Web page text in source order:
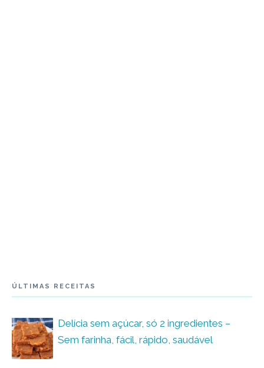
ÚLTIMAS RECEITAS
Delícia sem açúcar, só 2 ingredientes –
Sem farinha, fácil, rápido, saudável